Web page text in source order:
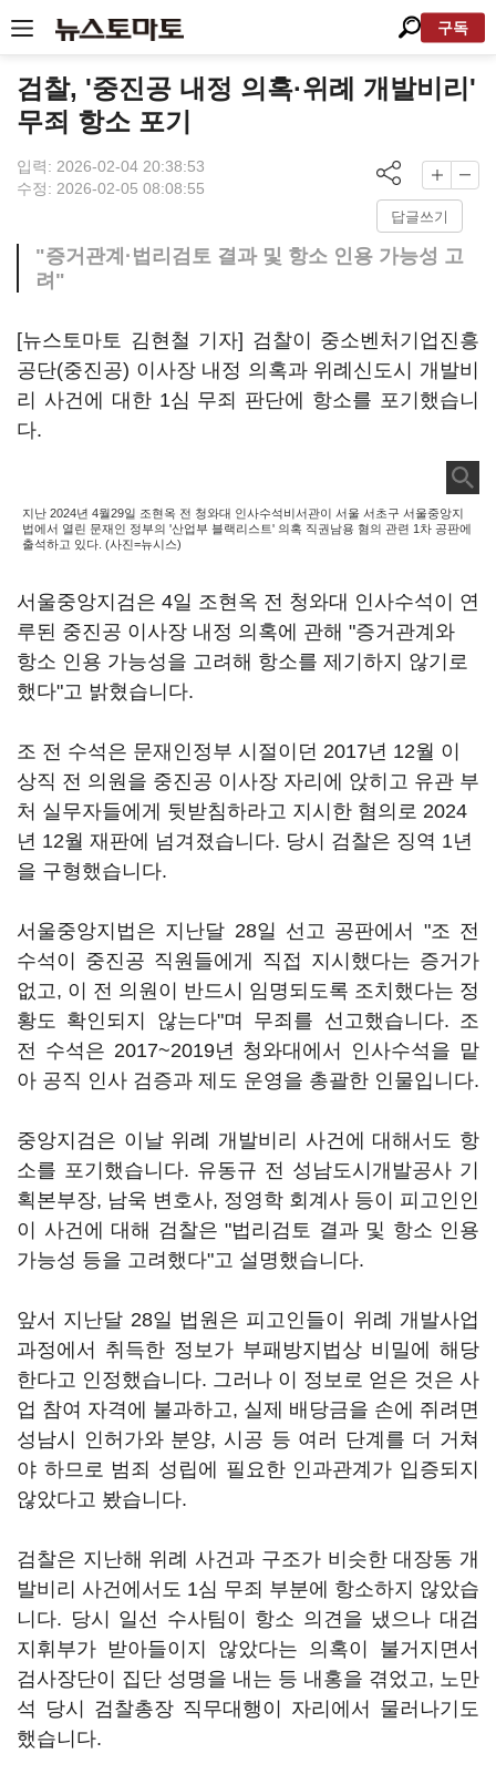
구독
검찰, '중진공 내정 의혹·위례 개발비리'
무죄 항소 포기
입력: 2026-02-04 20:38:53
수정: 2026-02-05 08:08:55
답글쓰기
"증거관계·법리검토 결과 및 항소 인용 가능성 고
려"
[뉴스토마토 김현철 기자] 검찰이 중소벤처기업진흥
공단(중진공) 이사장 내정 의혹과 위례신도시 개발비
리 사건에 대한 1심 무죄 판단에 항소를 포기했습니
다.
지난 2024년 4월29일 조현옥 전 청와대 인사수석비서관이 서울 서초구 서울중앙지
법에서 열린 문재인 정부의 '산업부 블랙리스트' 의혹 직권남용 혐의 관련 1차 공판에
출석하고 있다. (사진=뉴시스)
서울중앙지검은 4일 조현옥 전 청와대 인사수석이 연
루된 중진공 이사장 내정 의혹에 관해 "증거관계와
항소 인용 가능성을 고려해 항소를 제기하지 않기로
했다"고 밝혔습니다.
조 전 수석은 문재인정부 시절이던 2017년 12월 이
상직 전 의원을 중진공 이사장 자리에 앉히고 유관 부
처 실무자들에게 뒷받침하라고 지시한 혐의로 2024
년 12월 재판에 넘겨졌습니다. 당시 검찰은 징역 1년
을 구형했습니다.
서울중앙지법은 지난달 28일 선고 공판에서 "조 전
수석이 중진공 직원들에게 직접 지시했다는 증거가
없고, 이 전 의원이 반드시 임명되도록 조치했다는 정
황도 확인되지 않는다"며 무죄를 선고했습니다. 조
전 수석은 2017~2019년 청와대에서 인사수석을 맡
아 공직 인사 검증과 제도 운영을 총괄한 인물입니다.
중앙지검은 이날 위례 개발비리 사건에 대해서도 항
소를 포기했습니다. 유동규 전 성남도시개발공사 기
획본부장, 남욱 변호사, 정영학 회계사 등이 피고인인
이 사건에 대해 검찰은 "법리검토 결과 및 항소 인용
가능성 등을 고려했다"고 설명했습니다.
앞서 지난달 28일 법원은 피고인들이 위례 개발사업
과정에서 취득한 정보가 부패방지법상 비밀에 해당
한다고 인정했습니다. 그러나 이 정보로 얻은 것은 사
업 참여 자격에 불과하고, 실제 배당금을 손에 쥐려면
성남시 인허가와 분양, 시공 등 여러 단계를 더 거쳐
야 하므로 범죄 성립에 필요한 인과관계가 입증되지
않았다고 봤습니다.
검찰은 지난해 위례 사건과 구조가 비슷한 대장동 개
발비리 사건에서도 1심 무죄 부분에 항소하지 않았습
니다. 당시 일선 수사팀이 항소 의견을 냈으나 대검
지휘부가 받아들이지 않았다는 의혹이 불거지면서
검사장단이 집단 성명을 내는 등 내홍을 겪었고, 노만
석 당시 검찰총장 직무대행이 자리에서 물러나기도
했습니다.